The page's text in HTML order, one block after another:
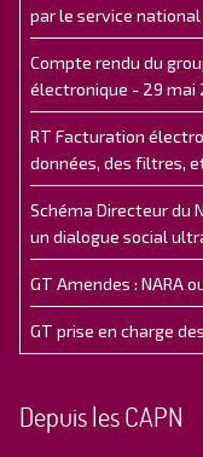
par le service national
Compte rendu du
électronique - 29 mai
RT Facturation
données, des filtres,
Schéma Directeur du
un dialogue social
GT Amendes : NARA
GT prise en charge
Depuis les CAPN